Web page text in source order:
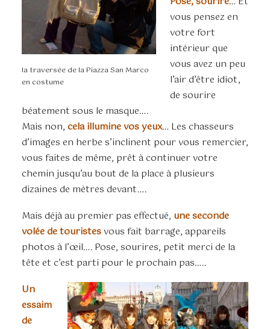
la traversée de la Piazza San Marco
en costume
vous pensez en
votre fort
intérieur que
vous avez un peu
l’air d’être idiot,
de sourire
béatement sous le masque….
Mais non, cela illumine vos yeux… Les chasseurs
d’images en herbe s’inclinent pour vous remercier,
vous faites de même, prêt à continuer votre
chemin jusqu’au bout de la place à plusieurs
dizaines de mètres devant….
Mais déjà au premier pas effectué, une seconde
volée de touristesvous fait barrage, appareils
photos à l’œil…. Pose, sourires, petit merci de la
tête et c’est parti pour le prochain pas…..
Un
essaim
de